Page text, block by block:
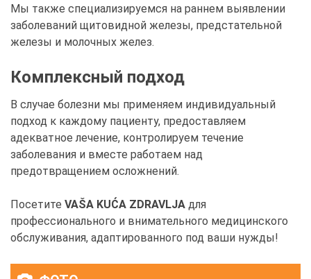
Мы также специализируемся на раннем выявлении
заболеваний щитовидной железы, предстательной
железы и молочных желез.
Комплексный подход
В случае болезни мы применяем индивидуальный
подход к каждому пациенту, предоставляем
адекватное лечение, контролируем течение
заболевания и вместе работаем над
предотвращением осложнений.
Посетите VAŠA KUĆA ZDRAVLJA для
профессионального и внимательного медицинского
обслуживания, адаптированного под ваши нужды!